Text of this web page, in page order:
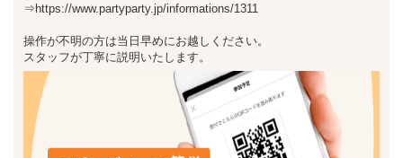
⇒https://www.partyparty.jp/informations/1311
操作が不明の方は当日早めにお越しください。
スタッフが丁寧に説明いたします。